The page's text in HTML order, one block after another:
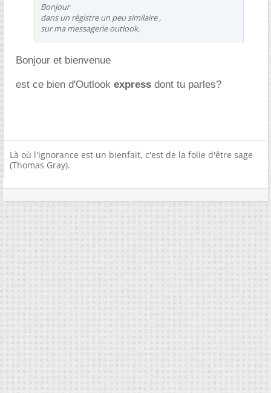
Bonjour
dans un régistre un peu similaire ,
sur ma messagerie outlook,
Bonjour et bienvenue
est ce bien d'Outlook express dont tu parles?
Là où l'ignorance est un bienfait, c'est de la folie d'être sage
(Thomas Gray).